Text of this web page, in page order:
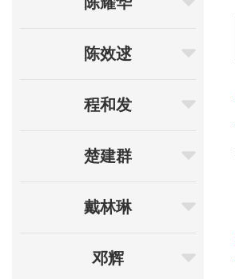
陈效逑
程和发
楚建群
戴林琳
邓辉